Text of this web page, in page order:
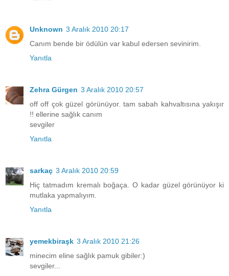
Unknown 3 Aralık 2010 20:17
Canım bende bir ödülün var kabul edersen sevinirim.
Yanıtla
Zehra Gürgen 3 Aralık 2010 20:57
off off çok güzel görünüyor. tam sabah kahvaltısına yakışır
!! ellerine sağlık canım
sevgiler
Yanıtla
sarkaç 3 Aralık 2010 20:59
Hiç tatmadım kremalı boğaça. O kadar güzel görünüyor ki
mutlaka yapmalıyım.
Yanıtla
yemekbiraşk 3 Aralık 2010 21:26
minecim eline sağlık pamuk gibiler:)
sevgiler...